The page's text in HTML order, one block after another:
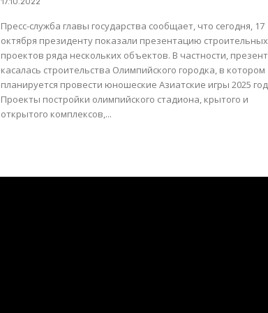
Пресс-служба главы государства сообщает, что сегодня, 17
октября президенту показали презентацию строительных
проектов ряда нескольких объектов. В частности, презентация
касалась строительства Олимпийского городка, в котором
планируется провести юношеские Азиатские игры 2025
Проекты постройки олимпийского стадиона, крытого и
открытого комплексов,...